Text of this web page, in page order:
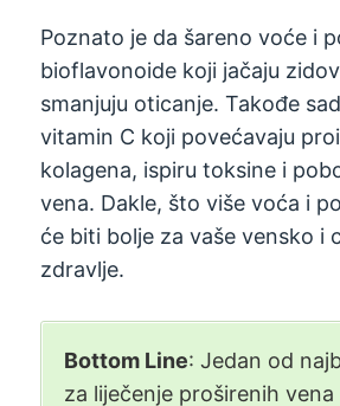
Poznato je da šareno voće i
bioflavonoide koji jačaju
smanjuju oticanje. Takođe
vitamin C koji povećavaju
kolagena, ispiru toksine i
vena. Dakle, što više voća i
će biti bolje za vaše vensko i
zdravlje.
Bottom Line: Jedan od
za liječenje proširenih